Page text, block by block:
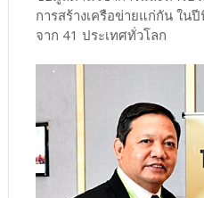
การสร้างเครือข่ายแก่กัน ใน
จาก 41 ประเทศทั่วโลก